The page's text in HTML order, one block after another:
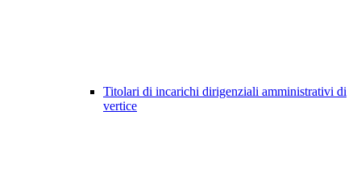
Titolari di incarichi dirigenziali amministrativi di
vertice